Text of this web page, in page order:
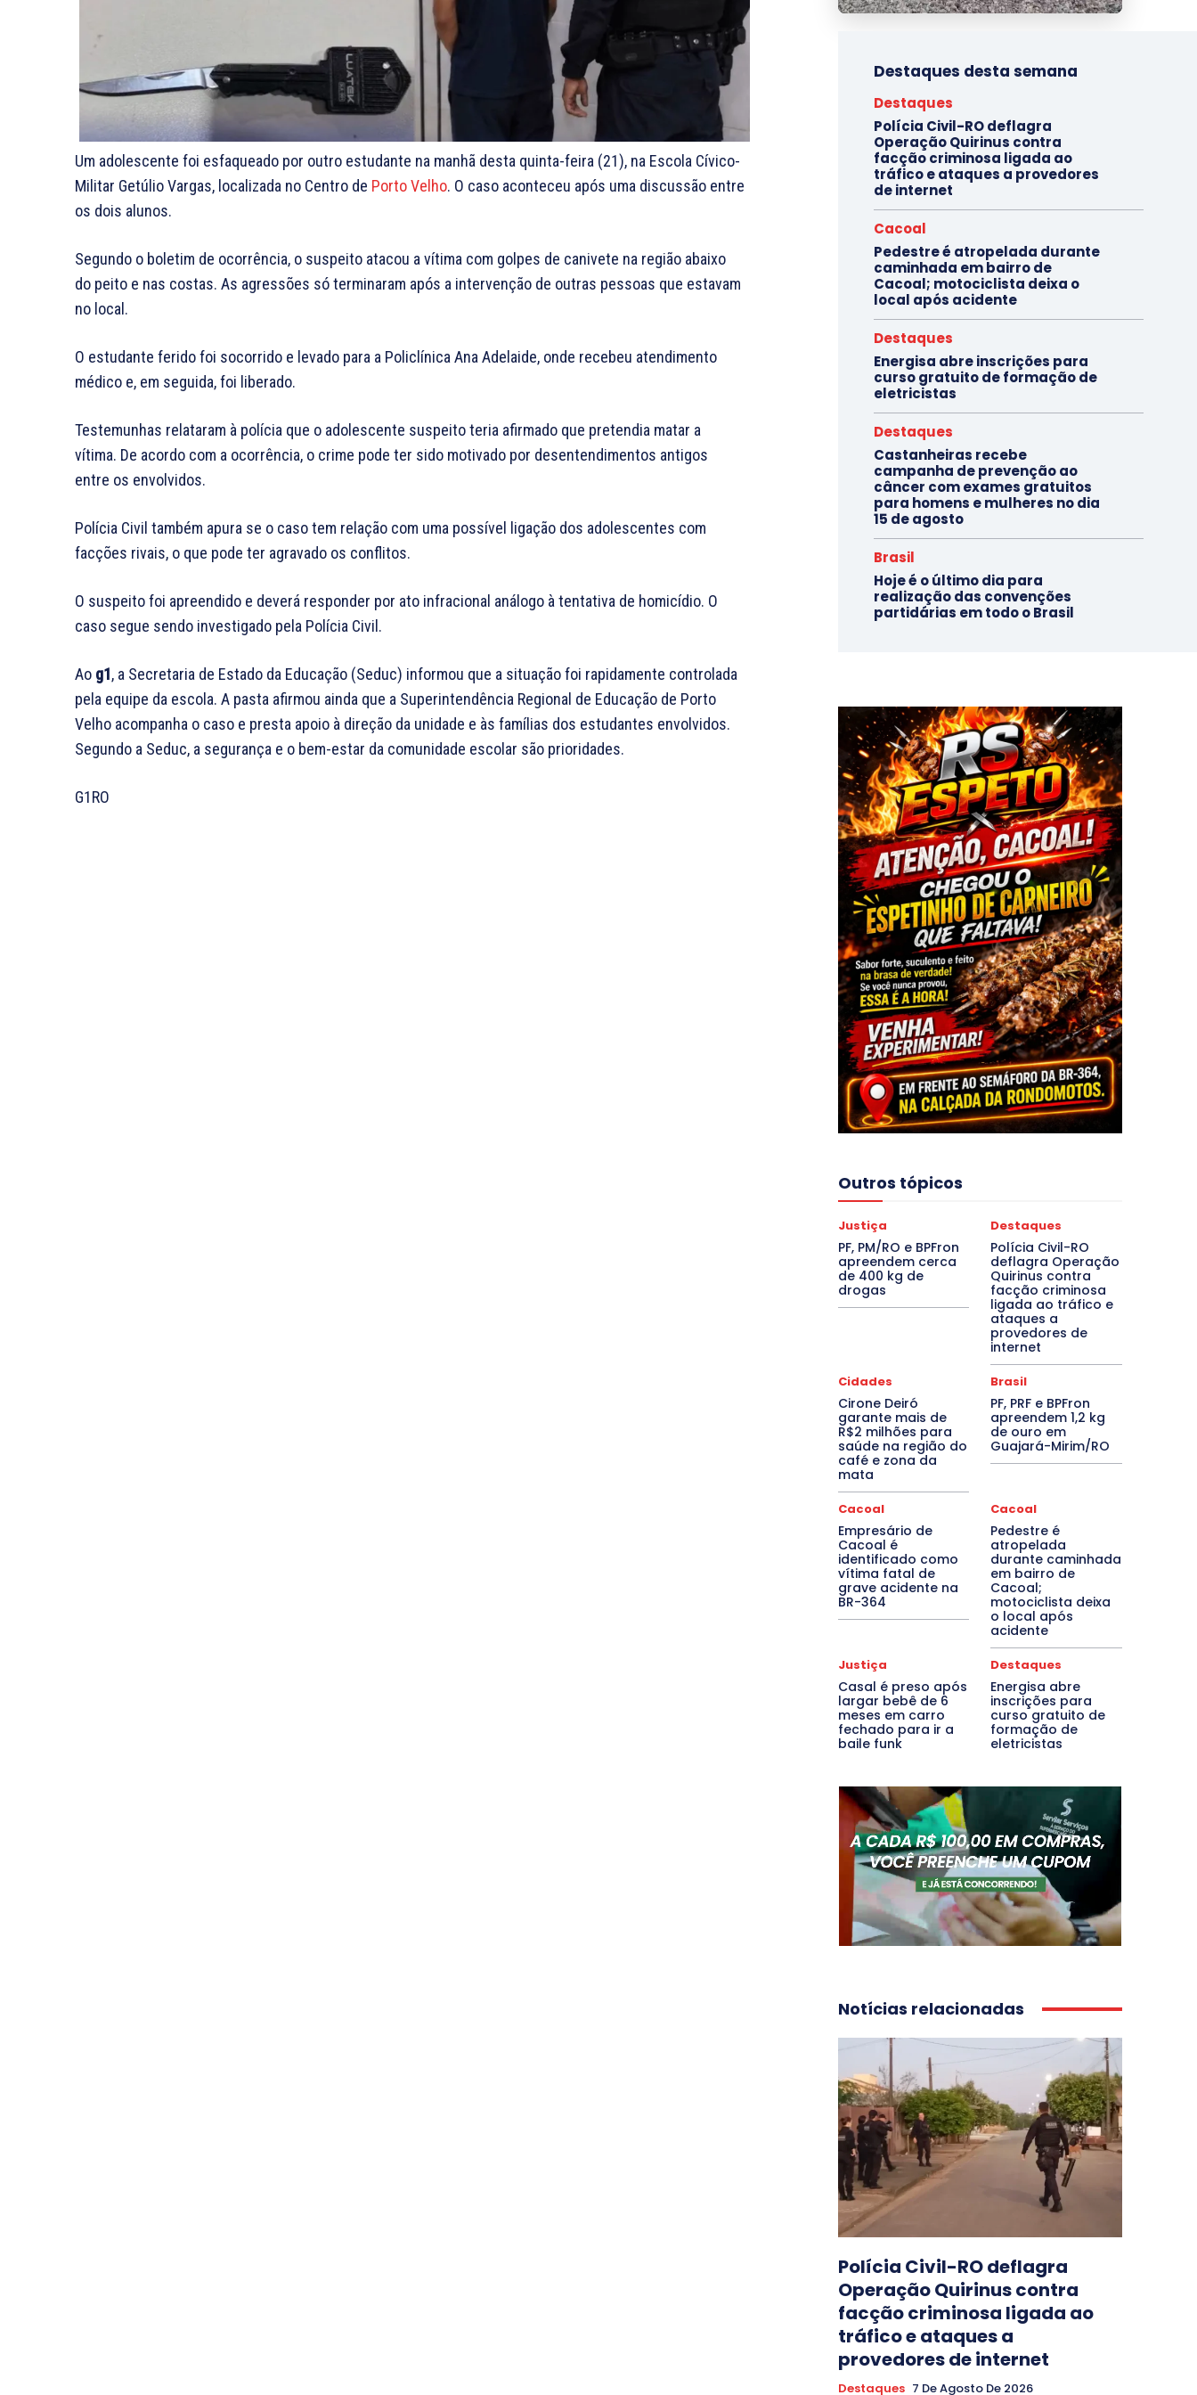
Um adolescente foi esfaqueado por outro estudante na manhã desta quinta-feira (21), na Escola Cívico-
Militar Getúlio Vargas, localizada no Centro de Porto Velho. O caso aconteceu após uma discussão entre
os dois alunos.
Segundo o boletim de ocorrência, o suspeito atacou a vítima com golpes de canivete na região abaixo
do peito e nas costas. As agressões só terminaram após a intervenção de outras pessoas que estavam
no local.
O estudante ferido foi socorrido e levado para a Policlínica Ana Adelaide, onde recebeu atendimento
médico e, em seguida, foi liberado.
Testemunhas relataram à polícia que o adolescente suspeito teria afirmado que pretendia matar a
vítima. De acordo com a ocorrência, o crime pode ter sido motivado por desentendimentos antigos
entre os envolvidos.
Polícia Civil também apura se o caso tem relação com uma possível ligação dos adolescentes com
facções rivais, o que pode ter agravado os conflitos.
O suspeito foi apreendido e deverá responder por ato infracional análogo à tentativa de homicídio. O
caso segue sendo investigado pela Polícia Civil.
Ao g1, a Secretaria de Estado da Educação (Seduc) informou que a situação foi rapidamente controlada
pela equipe da escola. A pasta afirmou ainda que a Superintendência Regional de Educação de Porto
Velho acompanha o caso e presta apoio à direção da unidade e às famílias dos estudantes envolvidos.
Segundo a Seduc, a segurança e o bem-estar da comunidade escolar são prioridades.
G1RO
Destaques desta semana
Destaques
Polícia Civil-RO deflagra
Operação Quirinus contra
facção criminosa ligada ao
tráfico e ataques a provedores
de internet
Cacoal
Pedestre é atropelada durante
caminhada em bairro de
Cacoal; motociclista deixa o
local após acidente
Destaques
Energisa abre inscrições para
curso gratuito de formação de
eletricistas
Destaques
Castanheiras recebe
campanha de prevenção ao
câncer com exames gratuitos
para homens e mulheres no dia
15 de agosto
Brasil
Hoje é o último dia para
realização das convenções
partidárias em todo o Brasil
Outros tópicos
Justiça
PF, PM/RO e BPFron
apreendem cerca
de 400 kg de
drogas
Destaques
Polícia Civil-RO
deflagra Operação
Quirinus contra
facção criminosa
ligada ao tráfico e
ataques a
provedores de
internet
Cidades
Cirone Deiró
garante mais de
R$2 milhões para
saúde na região do
café e zona da
mata
Brasil
PF, PRF e BPFron
apreendem 1,2 kg
de ouro em
Guajará-Mirim/RO
Cacoal
Empresário de
Cacoal é
identificado como
vítima fatal de
grave acidente na
BR-364
Cacoal
Pedestre é
atropelada
durante caminhada
em bairro de
Cacoal;
motociclista deixa
o local após
acidente
Justiça
Casal é preso após
largar bebê de 6
meses em carro
fechado para ir a
baile funk
Destaques
Energisa abre
inscrições para
curso gratuito de
formação de
eletricistas
Notícias relacionadas
Polícia Civil-RO deflagra
Operação Quirinus contra
facção criminosa ligada ao
tráfico e ataques a
provedores de internet
Destaques 7 De Agosto De 2026